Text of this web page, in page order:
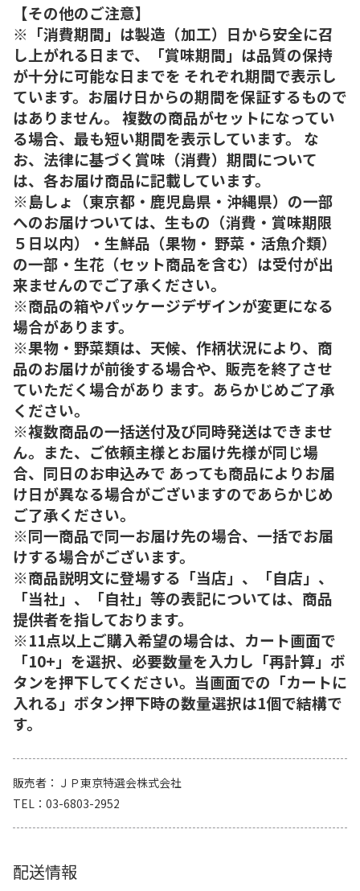
【その他のご注意】
※「消費期間」は製造（加工）日から安全に召
し上がれる日まで、「賞味期間」は品質の保持
が十分に可能な日までを それぞれ期間で表示し
ています。お届け日からの期間を保証するもので
はありません。 複数の商品がセットになってい
る場合、最も短い期間を表示しています。 な
お、法律に基づく賞味（消費）期間について
は、各お届け商品に記載しています。
※島しょ（東京都・鹿児島県・沖縄県）の一部
へのお届けついては、生もの（消費・賞味期限
５日以内）・生鮮品（果物・ 野菜・活魚介類）
の一部・生花（セット商品を含む）は受付が出
来ませんのでご了承ください。
※商品の箱やパッケージデザインが変更になる
場合があります。
※果物・野菜類は、天候、作柄状況により、商
品のお届けが前後する場合や、販売を終了させ
ていただく場合があり ます。あらかじめご了承
ください。
※複数商品の一括送付及び同時発送はできませ
ん。また、ご依頼主様とお届け先様が同じ場
合、同日のお申込みで あっても商品によりお届
け日が異なる場合がございますのであらかじめ
ご了承ください。
※同一商品で同一お届け先の場合、一括でお届
けする場合がございます。
※商品説明文に登場する「当店」、「自店」、
「当社」、「自社」等の表記については、商品
提供者を指しております。
※11点以上ご購入希望の場合は、カート画面で
「10+」を選択、必要数量を入力し「再計算」ボ
タンを押下してください。当画面での「カートに
入れる」ボタン押下時の数量選択は1個で結構で
す。
販売者
ＪＰ東京特選会株式会社
TEL
03-6803-2952
配送情報